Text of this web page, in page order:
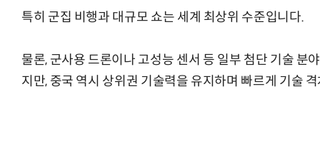
특히 군집 비행과 대규모 쇼는 세계 최상위 수준입니다.
물론, 군사용 드론이나 고성능 센서 등 일부 첨단 기술 분
지만, 중국 역시 상위권 기술력을 유지하며 빠르게 기술